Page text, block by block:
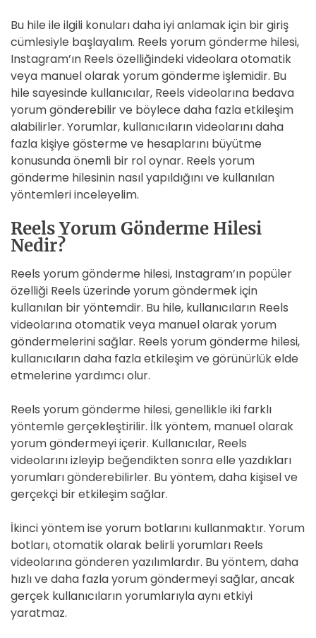
Bu hile ile ilgili konuları daha iyi anlamak için bir giriş
cümlesiyle başlayalım. Reels yorum gönderme hilesi,
Instagram’ın Reels özelliğindeki videolara otomatik
veya manuel olarak yorum gönderme işlemidir. Bu
hile sayesinde kullanıcılar, Reels videolarına bedava
yorum gönderebilir ve böylece daha fazla etkileşim
alabilirler. Yorumlar, kullanıcıların videolarını daha
fazla kişiye gösterme ve hesaplarını büyütme
konusunda önemli bir rol oynar. Reels yorum
gönderme hilesinin nasıl yapıldığını ve kullanılan
yöntemleri inceleyelim.
Reels Yorum Gönderme Hilesi
Nedir?
Reels yorum gönderme hilesi, Instagram’ın popüler
özelliği Reels üzerinde yorum göndermek için
kullanılan bir yöntemdir. Bu hile, kullanıcıların Reels
videolarına otomatik veya manuel olarak yorum
göndermelerini sağlar. Reels yorum gönderme hilesi,
kullanıcıların daha fazla etkileşim ve görünürlük elde
etmelerine yardımcı olur.
Reels yorum gönderme hilesi, genellikle iki farklı
yöntemle gerçekleştirilir. İlk yöntem, manuel olarak
yorum göndermeyi içerir. Kullanıcılar, Reels
videolarını izleyip beğendikten sonra elle yazdıkları
yorumları gönderebilirler. Bu yöntem, daha kişisel ve
gerçekçi bir etkileşim sağlar.
İkinci yöntem ise yorum botlarını kullanmaktır. Yorum
botları, otomatik olarak belirli yorumları Reels
videolarına gönderen yazılımlardır. Bu yöntem, daha
hızlı ve daha fazla yorum göndermeyi sağlar, ancak
gerçek kullanıcıların yorumlarıyla aynı etkiyi
yaratmaz.